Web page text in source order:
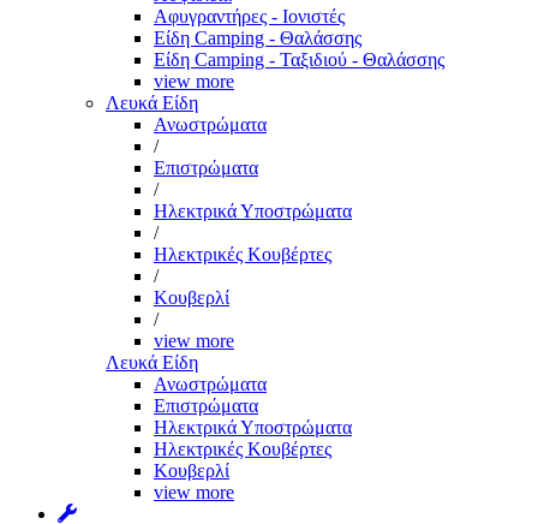
Αφυγραντήρες - Ιονιστές
Είδη Camping - Θαλάσσης
Είδη Camping - Ταξιδιού - Θαλάσσης
view more
Λευκά Είδη
Ανωστρώματα
/
Επιστρώματα
/
Ηλεκτρικά Υποστρώματα
/
Ηλεκτρικές Κουβέρτες
/
Κουβερλί
/
view more
Λευκά Είδη
Ανωστρώματα
Επιστρώματα
Ηλεκτρικά Υποστρώματα
Ηλεκτρικές Κουβέρτες
Κουβερλί
view more